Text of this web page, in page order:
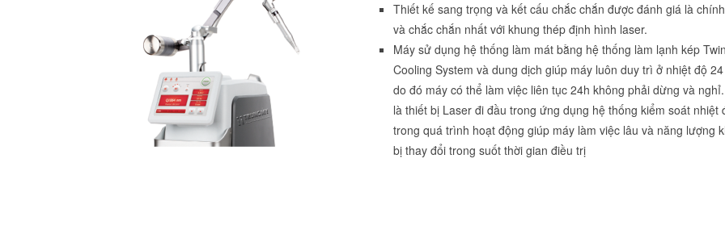
Thiết kế sang trọng và kết cấu chắc chắn được đánh giá là
và chắc chắn nhất với khung thép định hình laser.
Máy sử dụng hệ thống làm mát bằng hệ thống làm lạnh kép Twin
Cooling System và dung dịch giúp máy luôn duy trì ở nhiệt độ
do đó máy có thể làm việc liên tục 24h không phải dừng và
là thiết bị Laser đi đầu trong ứng dụng hệ thống kiểm soát nhiệt
trong quá trình hoạt động giúp máy làm việc lâu và năng lượng
bị thay đổi trong suốt thời gian điều trị